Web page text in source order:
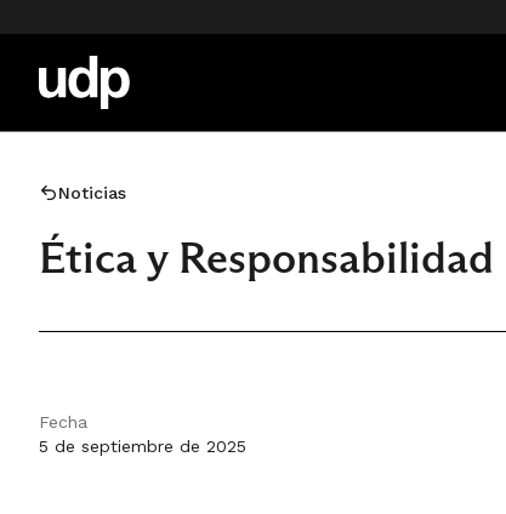
Noticias
Ética y
Fecha
5 de septiembre de 2025